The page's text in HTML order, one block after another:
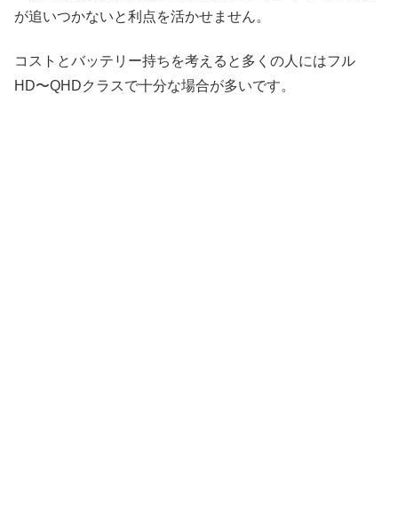
が追いつかないと利点を活かせません。
コストとバッテリー持ちを考えると多くの人にはフル
HD〜QHDクラスで十分な場合が多いです。